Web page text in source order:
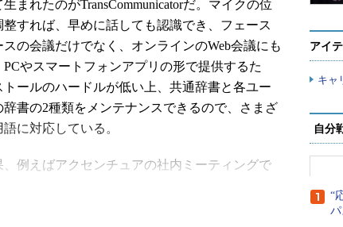
まれたのがTransCommunicatorだ。マイクの位
整すれば、早めに話しても認識でき、フェース
スの会議だけでなく、オンラインのWeb会議にも
やスマートフォンアプリの形で提供するた
トールのハードルが低い上、共通辞書と各ユー
辞書の2種類をメンテナンスできるので、さまざ
に対応している。
例えばアクセンチュアの社内ミーティングで
アイ
キャ
自分
“